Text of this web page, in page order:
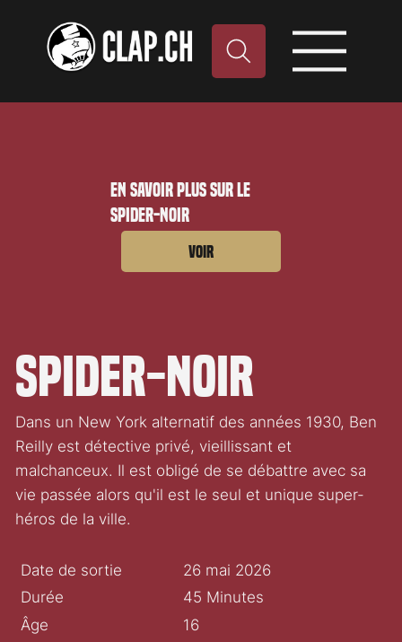
En savoir plus sur le
Spider-Noir
Voir
Spider-Noir
Dans un New York alternatif des années 1930, Ben
Reilly est détective privé, vieillissant et
malchanceux. Il est obligé de se débattre avec sa
vie passée alors qu'il est le seul et unique super-
héros de la ville.
Date de sortie
26 mai 2026
Durée
45 Minutes
Âge
16